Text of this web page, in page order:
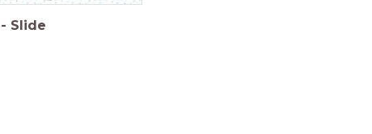
- Slide